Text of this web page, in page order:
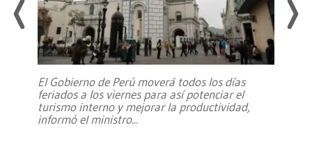
El Gobierno de Perú moverá todos los días
feriados a los viernes para así potenciar el
turismo interno y mejorar la productividad,
informó el ministro...